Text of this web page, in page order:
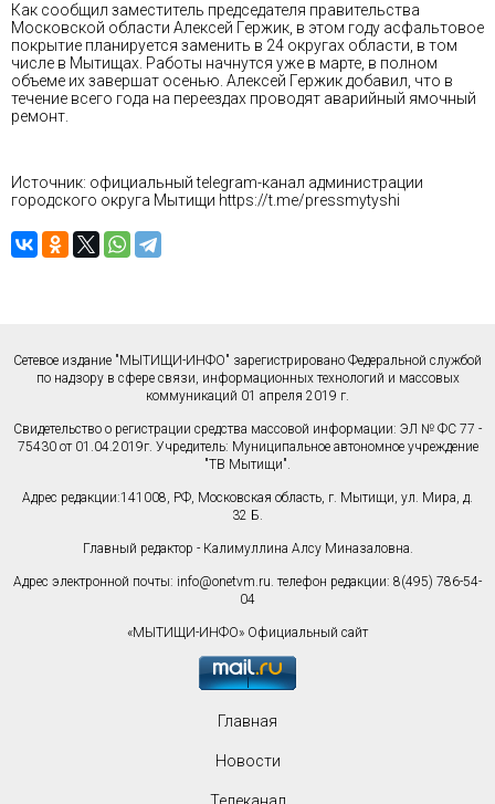
Как сообщил заместитель председателя правительства
Московской области Алексей Гержик, в этом году асфальтовое
покрытие планируется заменить в 24 округах области, в том
числе в Мытищах. Работы начнутся уже в марте, в полном
объеме их завершат осенью. Алексей Гержик добавил, что в
течение всего года на переездах проводят аварийный ямочный
ремонт.
Источник: официальный telegram-канал администрации
городского округа Мытищи https://t.me/pressmytyshi
Сетевое издание "МЫТИЩИ-ИНФО" зарегистрировано Федеральной службой
по надзору в сфере связи, информационных технологий и массовых
коммуникаций 01 апреля 2019 г.
Свидетельство о регистрации средства массовой информации: ЭЛ № ФС 77 -
75430 от 01.04.2019г. Учредитель: Муниципальное автономное учреждение
"ТВ Мытищи".
Адрес редакции:141008, РФ, Московская область, г. Мытищи, ул. Мира, д.
32 Б.
Главный редактор - Калимуллина Алсу Миназаловна.
Адрес электронной почты: info@onetvm.ru. телефон редакции: 8(495) 786-54-
04
«МЫТИЩИ-ИНФО» Официальный сайт
Главная
Новости